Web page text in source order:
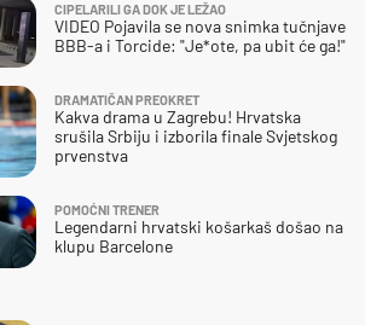
CIPELARILI GA DOK JE LEŽAO
VIDEO Pojavila se nova snimka tučnjave
BBB-a i Torcide: "Je*ote, pa ubit će ga!"
DRAMATIČAN PREOKRET
Kakva drama u Zagrebu! Hrvatska
srušila Srbiju i izborila finale Svjetskog
prvenstva
POMOĆNI TRENER
Legendarni hrvatski košarkaš došao na
klupu Barcelone